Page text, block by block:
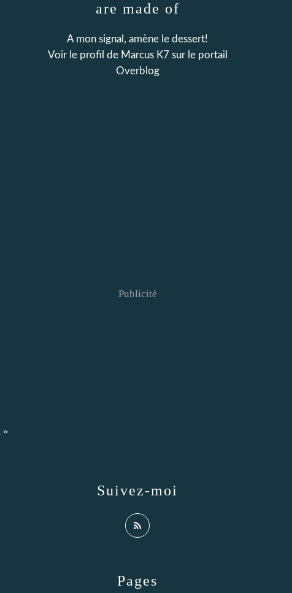
»
Pages
are made of
A mon signal, amène le dessert!
Voir le profil de Marcus K7 sur le portail
Overblog
Suivez-moi
Publicité